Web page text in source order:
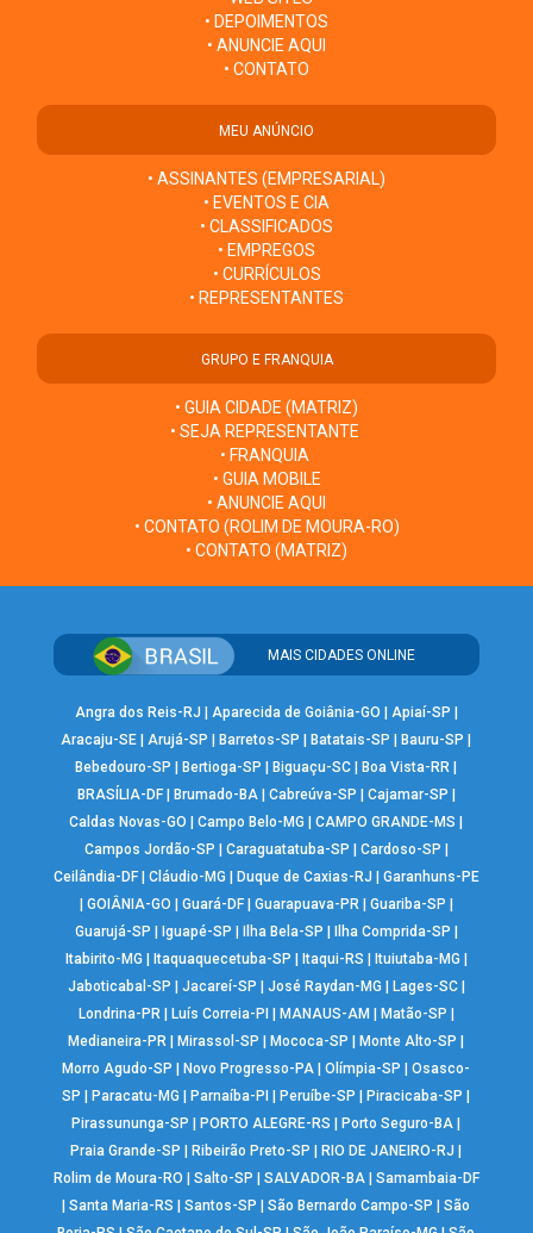
• DEPOIMENTOS
• ANUNCIE AQUI
• CONTATO
MEU ANÚNCIO
• ASSINANTES (EMPRESARIAL)
• EVENTOS E CIA
• CLASSIFICADOS
• EMPREGOS
• CURRÍCULOS
• REPRESENTANTES
GRUPO E FRANQUIA
• GUIA CIDADE (MATRIZ)
• SEJA REPRESENTANTE
• FRANQUIA
• GUIA MOBILE
• ANUNCIE AQUI
• CONTATO (ROLIM DE MOURA-RO)
• CONTATO (MATRIZ)
MAIS CIDADES ONLINE
Angra dos Reis-RJ Aparecida de Goiânia-GO Apiaí-SP
Aracaju-SE |Arujá-SP Barretos-SP Batatais-SP Bauru-SP
Bebedouro-SP
Bertioga-SP Biguaçu-SC Boa Vista-RR
BRASÍLIA-DF| Brumado-BA| Cabreúva-SP Cajamar-SP
Caldas Novas-GO
|Campo Belo-MG |CAMPO GRANDE-MS
Campos Jordão-SP
Caraguatatuba-SP Cardoso-SP
Ceilândia-DF| Cláudio-MG Duque de Caxias-RJ
Garanhuns-PE
GOIÂNIA-GO Guará-DF| Guarapuava-PR| Guariba-SP
Guarujá-SP
Iguapé-SP Ilha Bela-SP Ilha Comprida-SP
Itabirito-MG
Itaquaquecetuba-SP Itaqui-RS Ituiutaba-MG
Jaboticabal-SP
Jacareí-SP José Raydan-MG Lages-SC|
Londrina-PR| Luís Correia-PI MANAUS-AM Matão-SP
Medianeira-PR
Mirassol-SP Mococa-SP Monte Alto-SP
Morro Agudo-SP
Novo Progresso-PA |Olímpia-SP |Osasco-
SP
Paracatu-MG Parnaíba-PI Peruíbe-SP Piracicaba-SP
Pirassununga-SP
PORTO ALEGRE-RS Porto Seguro-BA
Praia Grande-SP
Ribeirão Preto-SP RIO DE JANEIRO-RJ
Rolim de Moura-RO
Salto-SP SALVADOR-BA| Samambaia-DF
|Santa Maria-RS |Santos-SP |São Bernardo Campo-SP |São